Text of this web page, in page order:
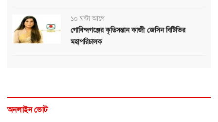
১০ ঘন্টা আগে
গোবিন্দগঞ্জের কৃতিসন্তান কাজী জেসিন বিটিভির
মহাপরিচালক
অনলাইন ভোট